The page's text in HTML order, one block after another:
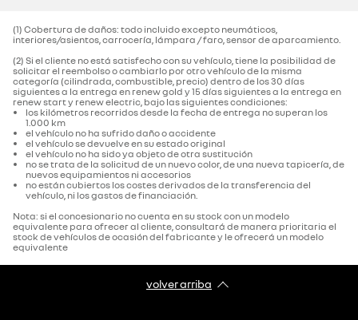
(1) Cobertura de daños: todo incluido excepto neumáticos,
interiores/asientos, carrocería, lámpara / faro, sensor de aparcamiento.‌
(2) Si el cliente no está satisfecho con su vehículo, tiene la posibilidad de
solicitar el reembolso o cambiarlo por otro vehículo de la misma
categoría (cilindrada, combustible, precio) dentro de los 30 días
siguientes a la entrega en renew gold y 15 días siguientes a la entrega en
renew start y renew electric, bajo las siguientes condiciones:
los kilómetros recorridos desde la fecha de entrega no superan los
1.000 km
el vehículo no ha sufrido daño o accidente
el vehículo se devuelve en su estado original
el vehículo no ha sido ya objeto de otra sustitución
no se trata de la solicitud de un nuevo color, de una nueva tapicería, de
nuevos equipamientos ni accesorios
no están cubiertos los costes derivados de la transferencia del
vehículo, ni los gastos de financiación.
Nota: si el concesionario no cuenta en su stock con un modelo
equivalente para ofrecer al cliente, consultará de manera prioritaria el
stock de vehículos de ocasión del fabricante y le ofrecerá un modelo
equivalente
volver arriba